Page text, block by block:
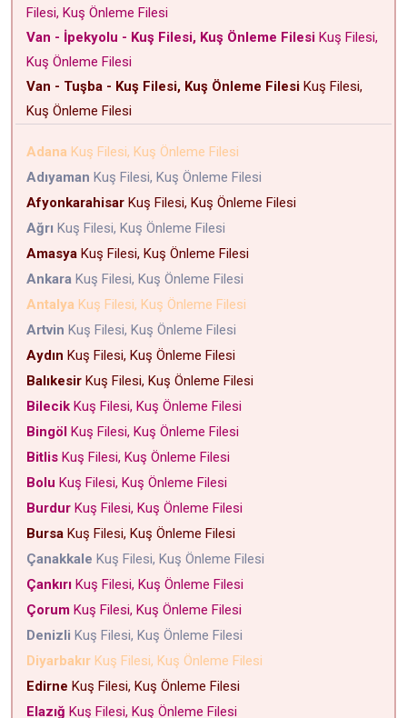
Filesi, Kuş Önleme Filesi
Van - İpekyolu - Kuş Filesi, Kuş Önleme Filesi Kuş Filesi,
Kuş Önleme Filesi
Van - Tuşba - Kuş Filesi, Kuş Önleme Filesi Kuş Filesi,
Kuş Önleme Filesi
Adana Kuş Filesi, Kuş Önleme Filesi
Adıyaman Kuş Filesi, Kuş Önleme Filesi
Afyonkarahisar Kuş Filesi, Kuş Önleme Filesi
Ağrı Kuş Filesi, Kuş Önleme Filesi
Amasya Kuş Filesi, Kuş Önleme Filesi
Ankara Kuş Filesi, Kuş Önleme Filesi
Antalya Kuş Filesi, Kuş Önleme Filesi
Artvin Kuş Filesi, Kuş Önleme Filesi
Aydın Kuş Filesi, Kuş Önleme Filesi
Balıkesir Kuş Filesi, Kuş Önleme Filesi
Bilecik Kuş Filesi, Kuş Önleme Filesi
Bingöl Kuş Filesi, Kuş Önleme Filesi
Bitlis Kuş Filesi, Kuş Önleme Filesi
Bolu Kuş Filesi, Kuş Önleme Filesi
Burdur Kuş Filesi, Kuş Önleme Filesi
Bursa Kuş Filesi, Kuş Önleme Filesi
Çanakkale Kuş Filesi, Kuş Önleme Filesi
Çankırı Kuş Filesi, Kuş Önleme Filesi
Çorum Kuş Filesi, Kuş Önleme Filesi
Denizli Kuş Filesi, Kuş Önleme Filesi
Diyarbakır Kuş Filesi, Kuş Önleme Filesi
Edirne Kuş Filesi, Kuş Önleme Filesi
Elazığ Kuş Filesi, Kuş Önleme Filesi